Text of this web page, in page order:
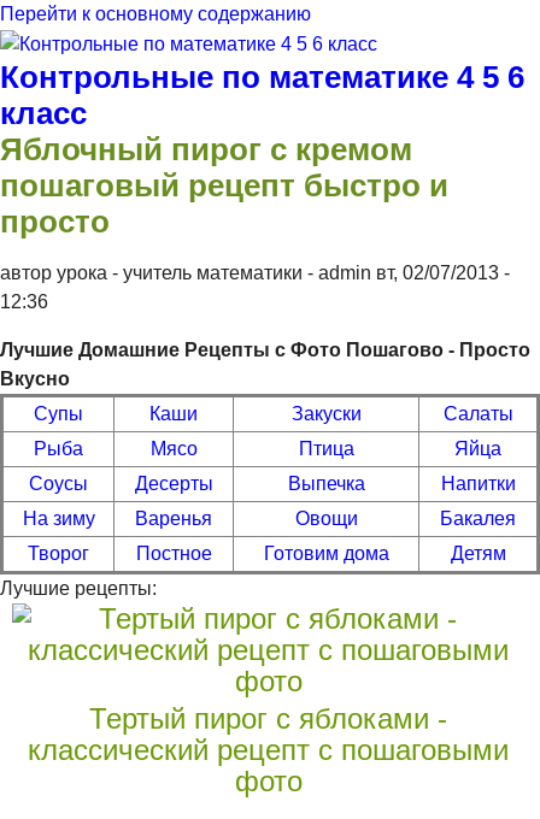
Перейти к основному содержанию
Контрольные по математике 4 5 6
класс
Яблочный пирог с кремом
пошаговый рецепт быстро и
просто
автор урока - учитель математики - admin вт, 02/07/2013 -
12:36
Лучшие Домашние Рецепты с Фото Пошагово - Просто
Вкусно
Супы
Каши Закуски
Салаты
Рыба
Мясо Птица
Яйца
Соусы
Десерты Выпечка
Напитки
На зиму
Варенья Овощи
Бакалея
Творог
Постное Готовим дома
Детям
Лучшие рецепты:
Тертый пирог с яблоками -
классический рецепт с пошаговыми
фото